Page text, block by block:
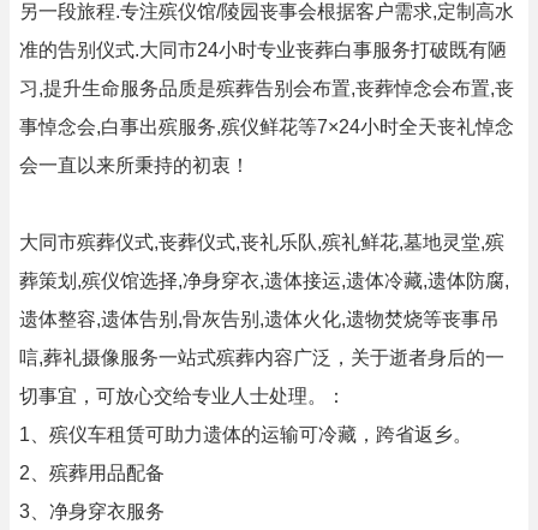
另一段旅程.专注殡仪馆/陵园丧事会根据客户需求,定制高水
准的告别仪式.大同市24小时专业丧葬白事服务打破既有陋
习,提升生命服务品质是殡葬告别会布置,丧葬悼念会布置,丧
事悼念会,白事出殡服务,殡仪鲜花等7×24小时全天丧礼悼念
会一直以来所秉持的初衷！
大同市殡葬仪式,丧葬仪式,丧礼乐队,殡礼鲜花,墓地灵堂,殡
葬策划,殡仪馆选择,净身穿衣,遗体接运,遗体冷藏,遗体防腐,
遗体整容,遗体告别,骨灰告别,遗体火化,遗物焚烧等丧事吊
唁,葬礼摄像服务一站式殡葬内容广泛，关于逝者身后的一
切事宜，可放心交给专业人士处理。：
1、殡仪车租赁可助力遗体的运输可冷藏，跨省返乡。
2、殡葬用品配备
3、净身穿衣服务